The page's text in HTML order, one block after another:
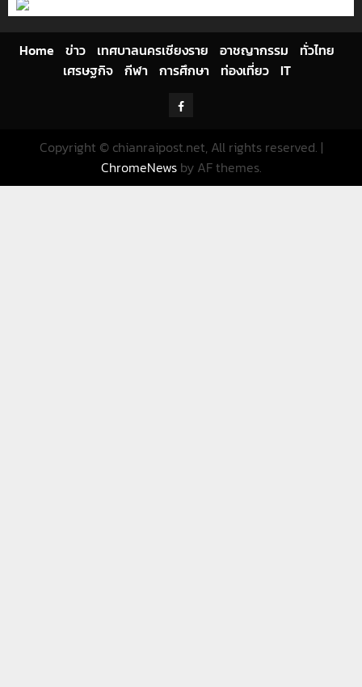
Home ข่าว เทศบาลนครเชียงราย อาชญากรรม
ทั่วไทย
เศรษฐกิจ กีฬา การศึกษา ท่องเที่ยว IT
Facebook
Copyright © chianraipost.net, All rights reserved. |
ChromeNewsby AF themes.